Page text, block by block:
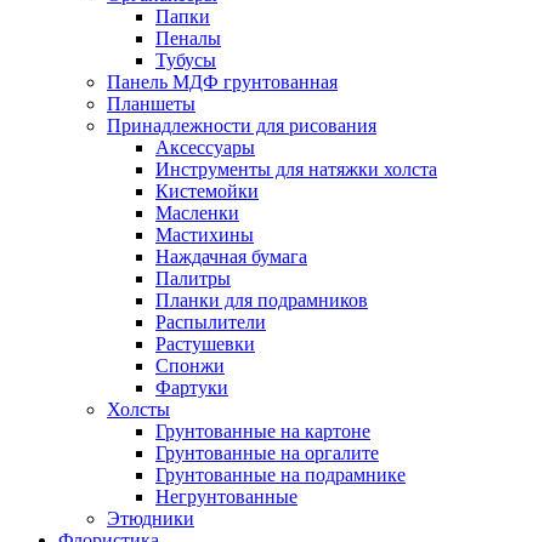
Папки
Пеналы
Тубусы
Панель МДФ грунтованная
Планшеты
Принадлежности для рисования
Аксессуары
Инструменты для натяжки холста
Кистемойки
Масленки
Мастихины
Наждачная бумага
Палитры
Планки для подрамников
Распылители
Растушевки
Спонжи
Фартуки
Холсты
Грунтованные на картоне
Грунтованные на оргалите
Грунтованные на подрамнике
Негрунтованные
Этюдники